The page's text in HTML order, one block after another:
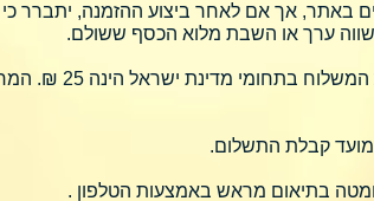
אך אם לאחר ביצוע ההזמנה, יתברר כי
שווה ערך או השבת מלוא הכסף ששולם.
משלוח הספרים יעשה
בתיאום מראש באמצעות הטלפון .